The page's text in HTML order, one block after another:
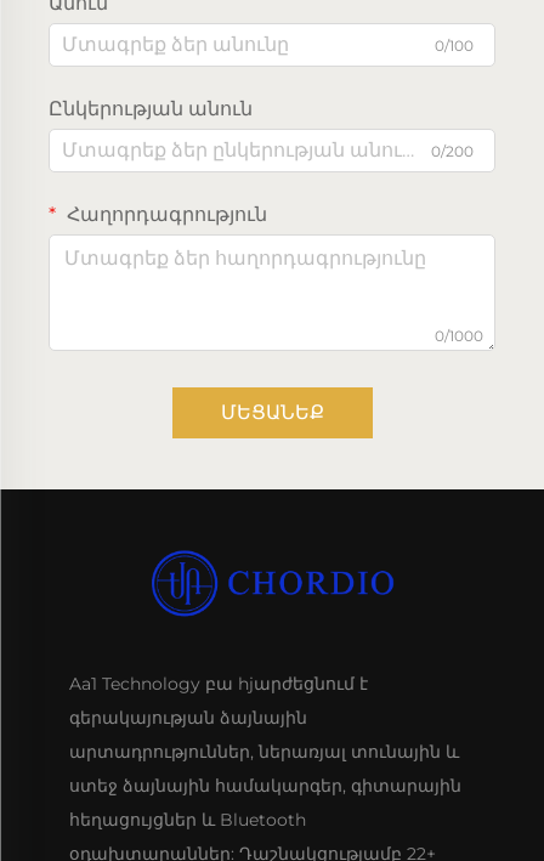
0/100
Ընկերության անուն
0/200
Հաղորդագրություն
0/1000
ՄԵՑԱՆԵՔ
Aa1 Technology բա hjարժեցնում է
գերակայության ձայնային
արտադրություններ, ներառյալ տունային և
ստեջ ձայնային համակարգեր, գիտարային
հեղացույցներ և Bluetooth
օդախտարաններ: Դաշնակցությամբ 22+